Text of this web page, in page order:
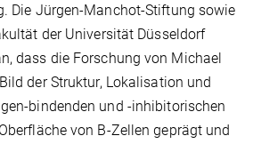
Die Jürgen-Manchot-Stiftung sowie
der Universität Düsseldorf
dass die Forschung von Michael
der Struktur, Lokalisation und
bindenden und -inhibitorischen
von B-Zellen geprägt und